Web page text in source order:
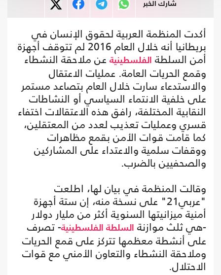
شارك الخبر
أكدت المنظمة العربية لحقوق الإنسان في
بريطانيا أنه خلال العام 2016 لم تتوقف أجهزة
أمن السلطة الفلسطينية عن ملاحقة النشطاء
وقمع الحريات العامة. عمليات الاعتقال
والاستدعاء سارت خلال العام بتصاعد مستمر
على خلفية الانتماء السياسي أو النشاطات
النقابية المختلفة، رافق هذه الاعتقالات اختفاء
قسري وعمليات تعذيب لعدد من المعتقلين،
كما قامت قوات الأمن بقمع مظاهرات
ووقفات سلمية والاعتداء على المشاركين
والصحفيين بالضرب.
وقالت المنظمة في بيان لها، اطلعت
"عربي21" على نسخة منه، إن ستة أجهزة
أمنية ميزانيتها السنوية أكثر من مليار دولار
-هي ثلث موازنة السلطة الفلسطينية- تصرف
على أنشطة معظمها تتركز على قمع الحريات
وملاحقة النشطاء والتعاون الأمني مع قوات
الاحتلال.